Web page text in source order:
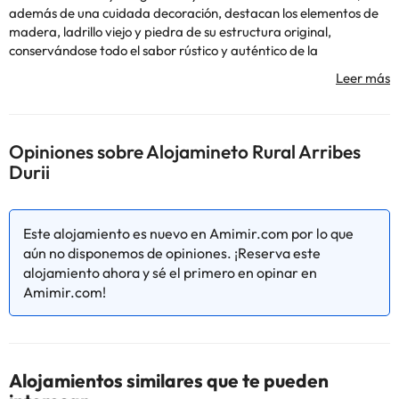
además de una cuidada decoración, destacan los elementos de
madera, ladrillo viejo y piedra de su estructura original,
conservándose todo el sabor rústico y auténtico de la
arquitectura sayaguesa, en un ambiente rural lleno de encanto,
diferentes plazas, con una capacidad máxima de 46 plazas,
formando parte del conjunto la única antigua venta restaurada
en el Parque Natural de Arribes del Duero. En la construcción y
los materiales originales de la antigua estructura, que son los que
imprimen carácter y singular belleza a todos nuestros
alojamientos.
Casas Rurales Arribes Durii se encuentra en una finca situada en
pleno corazón del Parque Natural de Arribes del Duero, a solo 30
Si tienen que llegar al Alojamineto Rural venta de los Arribes más
Opiniones sobre Alojamineto Rural Arribes
Durii
Este alojamiento es nuevo en Amimir.com por lo que
aún no disponemos de opiniones. ¡Reserva este
alojamiento ahora y sé el primero en opinar en
Amimir.com!
Alojamientos similares que te pueden